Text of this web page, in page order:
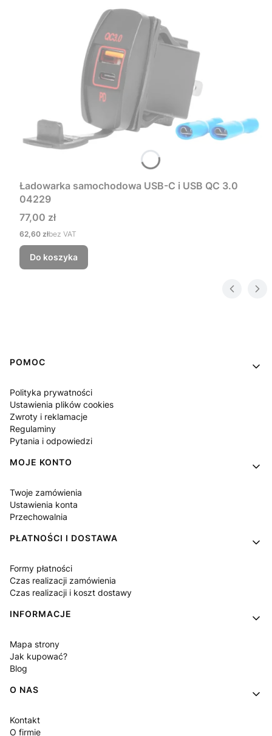
Ładowarka samochodowa USB-C i USB QC 3.0
04229
Cena
77,00 zł
Cena
62,60 złbez VAT
Do koszyka
Linki w stopce
POMOC
Polityka prywatności
Ustawienia plików cookies
Zwroty i reklamacje
Regulaminy
Pytania i odpowiedzi
MOJE KONTO
Twoje zamówienia
Ustawienia konta
Przechowalnia
PŁATNOŚCI I DOSTAWA
Formy płatności
Czas realizacji zamówienia
Czas realizacji i koszt dostawy
INFORMACJE
Mapa strony
Jak kupować?
Blog
O NAS
Kontakt
O firmie